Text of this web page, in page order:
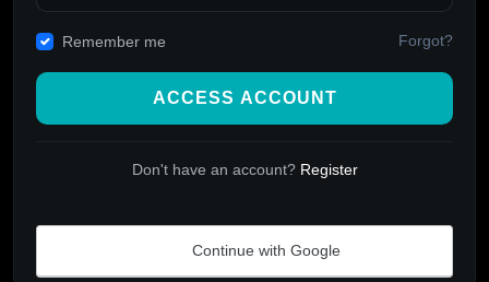
Remember me Forgot?
ACCESS ACCOUNT
Don't have an account? Register
Continue with Google